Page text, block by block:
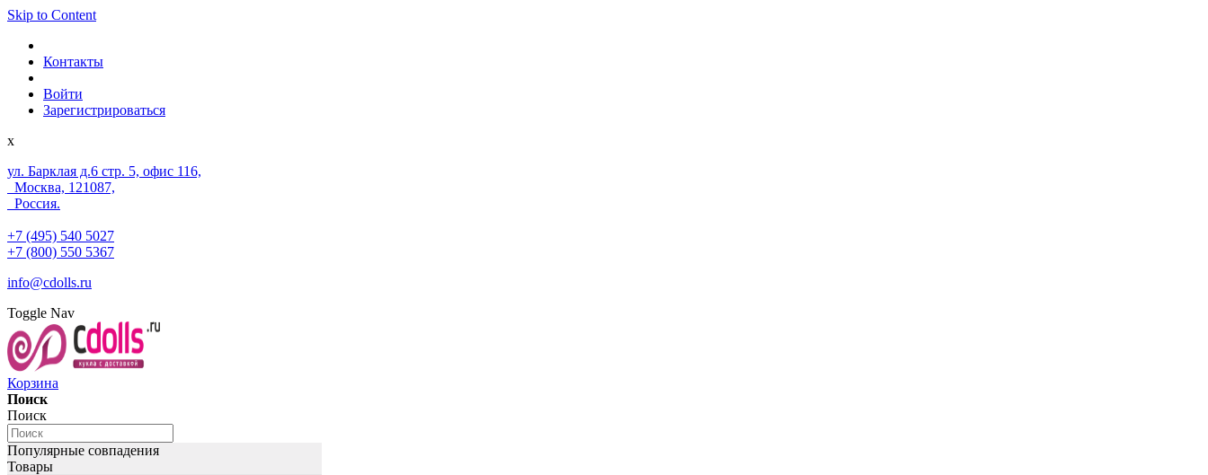
Skip to Content
Контакты
Войти
Зарегистрироваться
x
ул. Барклая д.6 стр. 5, офис 116,
Москва, 121087,
Россия.
+7 (495) 540 5027
+7 (800) 550 5367
info@cdolls.ru
Toggle Nav
Корзина
Поиск
Поиск
Популярные совпадения
Товары